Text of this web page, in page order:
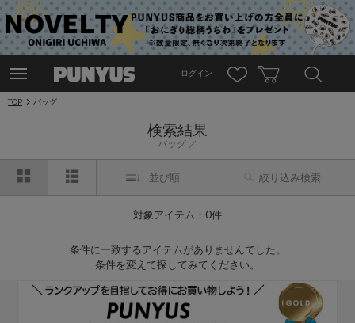
ログイン
TOP バッグ
検索結果
バッグ
並び順 絞り込み検索
対象アイテム：0件
条件に一致するアイテムがありませんでした。
条件を変えて探してみてください。